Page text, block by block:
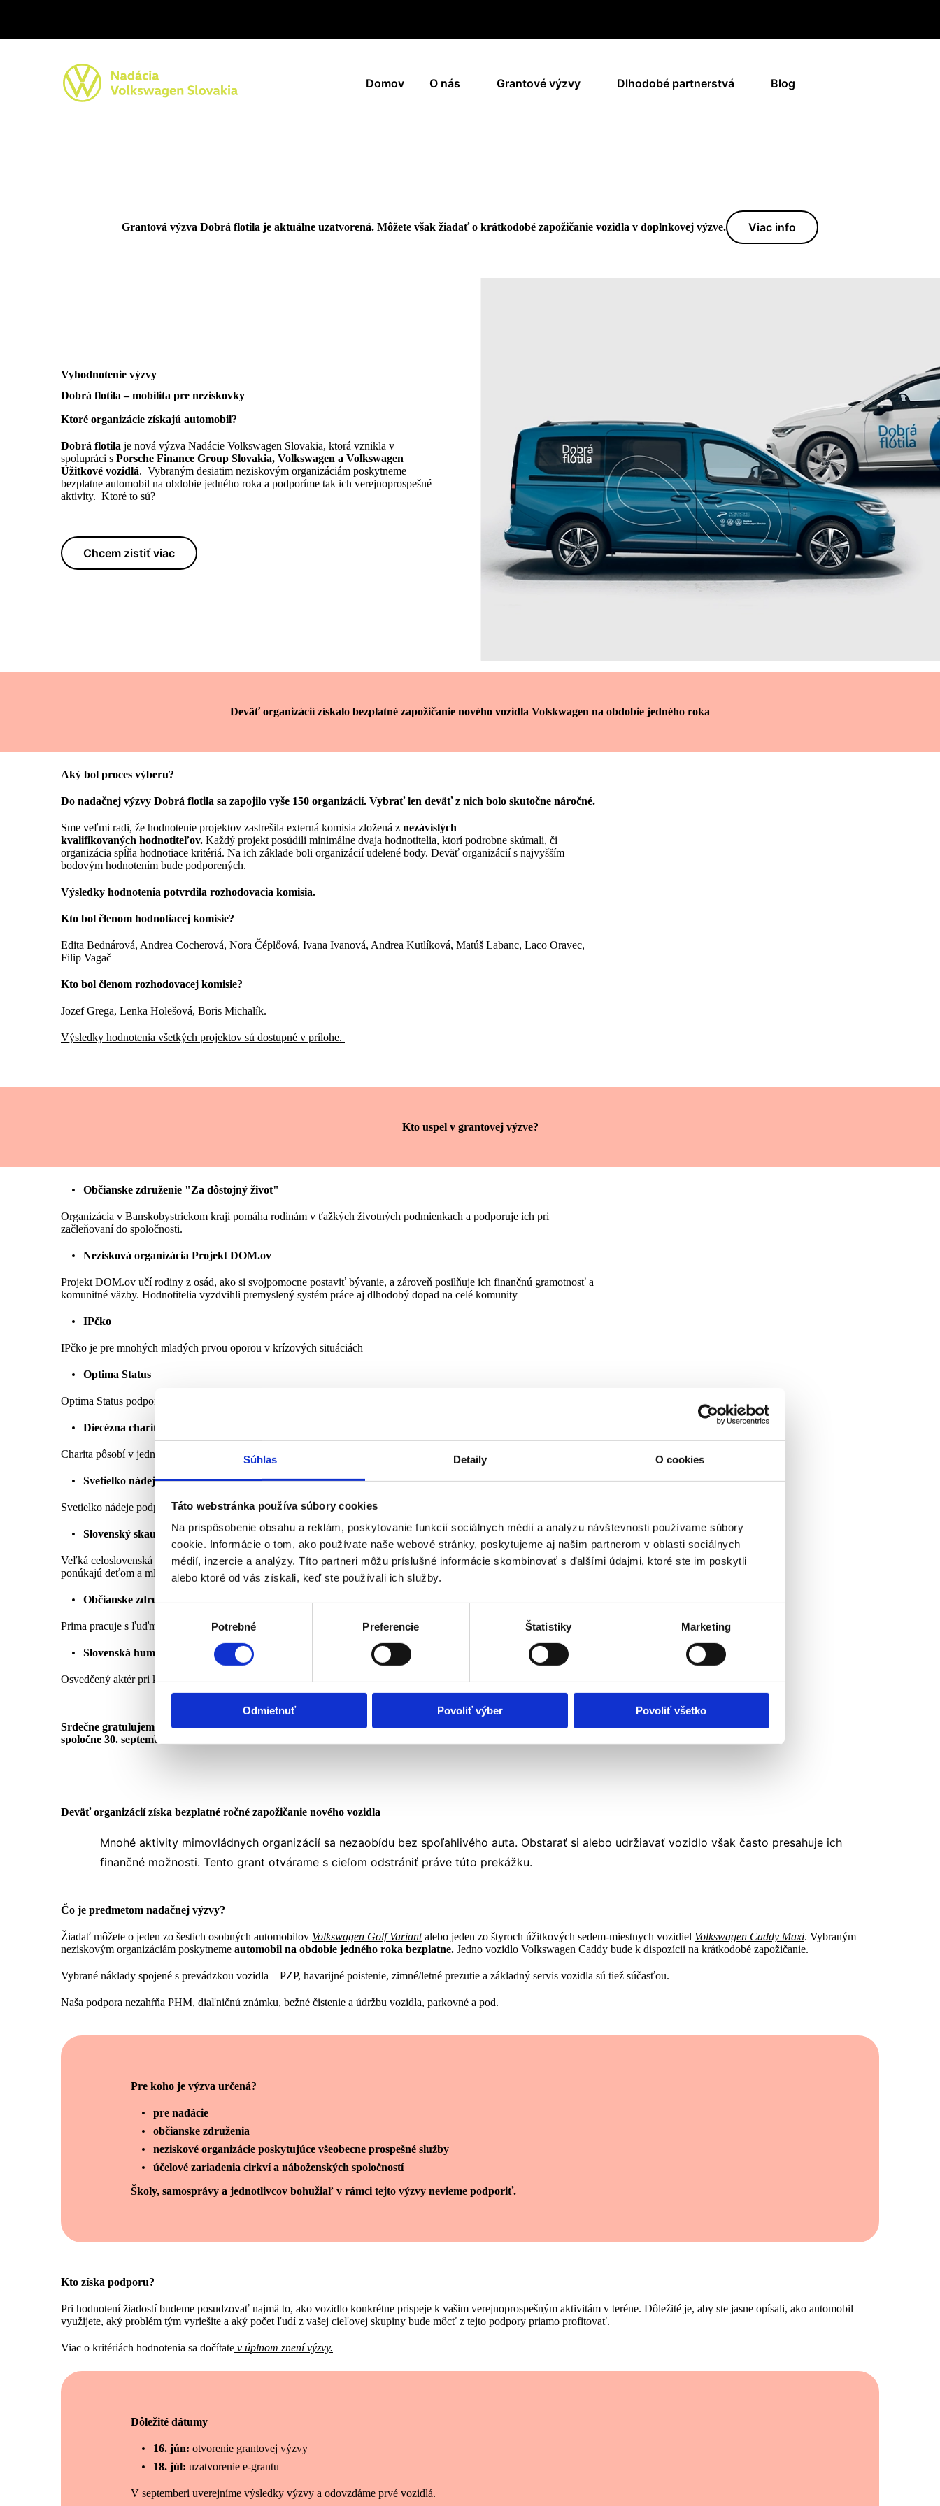
Súhlas Detaily O cookies
Táto webstránka používa súbory cookies
Na prispôsobenie obsahu a reklám, poskytovanie funkcií sociálnych médií a analýzu návštevnosti používame súbory
cookie. Informácie o tom, ako používate naše webové stránky, poskytujeme aj našim partnerom v oblasti sociálnych
médií, inzercie a analýzy. Títo partneri môžu príslušné informácie skombinovať s ďalšími údajmi, ktoré ste im poskytli
alebo ktoré od vás získali, keď ste používali ich služby.
súhlasu
Potrebné Preferencie Štatistiky Marketing
Odmietnuť Povoliť výber Povoliť všetko
Domov O nás Grantové výzvy Dlhodobé partnerstvá Blog
Grantová výzva Dobrá flotila je aktuálne uzatvorená. Môžete však žiadať o krátkodobé zapožičanie vozidla v doplnkovej výzve. Viac info
Vyhodnotenie výzvy
Dobrá flotila – mobilita pre neziskovky
Ktoré organizácie získajú automobil?
Dobrá flotila je nová výzva Nadácie Volkswagen Slovakia, ktorá vznikla v
spolupráci s Porsche Finance Group Slovakia, Volkswagen a Volkswagen
Úžitkové vozidlá. Vybraným desiatim neziskovým organizáciám poskytneme
bezplatne automobil na obdobie jedného roka a podporíme tak ich verejnoprospešné
aktivity. Ktoré to sú?
Chcem zistiť viac
Deväť organizácií získalo bezplatné zapožičanie nového vozidla Volskwagen na obdobie jedného roka
Aký bol proces výberu?
Do nadačnej výzvy Dobrá flotila sa zapojilo vyše 150 organizácií. Vybrať len deväť z nich bolo skutočne náročné.
Sme veľmi radi, že hodnotenie projektov zastrešila externá komisia zložená z nezávislých
kvalifikovaných hodnotiteľov. Každý projekt posúdili minimálne dvaja hodnotitelia, ktorí podrobne skúmali, či
organizácia spĺňa hodnotiace kritériá. Na ich základe boli organizácií udelené body. Deväť organizácií s najvyšším
bodovým hodnotením bude podporených.
Výsledky hodnotenia potvrdila rozhodovacia komisia.
Kto bol členom hodnotiacej komisie?
Edita Bednárová, Andrea Cocherová, Nora Čéplőová, Ivana Ivanová, Andrea Kutlíková, Matúš Labanc, Laco Oravec,
Filip Vagač
Kto bol členom rozhodovacej komisie?
Jozef Grega, Lenka Holešová, Boris Michalík.
Výsledky hodnotenia všetkých projektov sú dostupné v prílohe.
Kto uspel v grantovej výzve?
Občianske združenie "Za dôstojný život"
Organizácia v Banskobystrickom kraji pomáha rodinám v ťažkých životných podmienkach a podporuje ich pri
začleňovaní do spoločnosti.
Nezisková organizácia Projekt DOM.ov
Projekt DOM.ov učí rodiny z osád, ako si svojpomocne postaviť bývanie, a zároveň posilňuje ich finančnú gramotnosť a
komunitné väzby. Hodnotitelia vyzdvihli premyslený systém práce aj dlhodobý dopad na celé komunity
IPčko
IPčko je pre mnohých mladých prvou oporou v krízových situáciách
Optima Status
Optima Status podporuje ľudí so zdravotným znevýhodnením a ich rodiny
Diecézna charita Rožňava
Charita pôsobí v jednom z najchudobnejších regiónov Slovenska a venuje sa širokej škále sociálnych služieb
Svetielko nádeje
Svetielko nádeje podporuje deti s onkologickými ochoreniami a ich rodiny.
Slovenský skauting
Veľká celoslovenská organizácia so zmysluplným výchovno-vzdelávacím dopadom na tisíce detí a mladých. Skauti
ponúkajú deťom a mladým priestor pre osobnostný rozvoj, dobrodružstvo a zodpovednosť.
Občianske združenie Prima
Prima pracuje s ľuďmi ohrozenými závislosťami, najmä prostredníctvom terénnej práce.
Slovenská humanitná rada
Osvedčený aktér pri krízovej pomoci s dobrou schopnosťou koordinovať logistiku vo veľkom rozsahu.
Srdečne gratulujeme deviatim organizáciám, ktoré podporíme. Vozidlá pre vás už pripravujeme. Uvidíme sa
spoločne 30. septembra v Bratislave.
Deväť organizácií získa bezplatné ročné zapožičanie nového vozidla
Mnohé aktivity mimovládnych organizácií sa nezaobídu bez spoľahlivého auta. Obstarať si alebo udržiavať vozidlo však často presahuje ich
finančné možnosti. Tento grant otvárame s cieľom odstrániť práve túto prekážku.
Čo je predmetom nadačnej výzvy?
Žiadať môžete o jeden zo šestich osobných automobilov Volkswagen Golf Variantalebo jeden zo štyroch úžitkových sedem-miestnych vozidiel Volkswagen Caddy Maxi. Vybraným
neziskovým organizáciám poskytneme automobil na obdobie jedného roka bezplatne. Jedno vozidlo Volkswagen Caddy bude k dispozícii na krátkodobé zapožičanie.
Vybrané náklady spojené s prevádzkou vozidla – PZP, havarijné poistenie, zimné/letné prezutie a základný servis vozidla sú tiež súčasťou.
Naša podpora nezahŕňa PHM, diaľničnú známku, bežné čistenie a údržbu vozidla, parkovné a pod.
Pre koho je výzva určená?
pre nadácie
občianske združenia
neziskové organizácie poskytujúce všeobecne prospešné služby
účelové zariadenia cirkví a náboženských spoločností
Školy, samosprávy a jednotlivcov bohužiaľ v rámci tejto výzvy nevieme podporiť.
Kto získa podporu?
Pri hodnotení žiadostí budeme posudzovať najmä to, ako vozidlo konkrétne prispeje k vašim verejnoprospešným aktivitám v teréne. Dôležité je, aby ste jasne opísali, ako automobil
využijete, aký problém tým vyriešite a aký počet ľudí z vašej cieľovej skupiny bude môcť z tejto podpory priamo profitovať.
Viac o kritériách hodnotenia sa dočítate v úplnom znení výzvy.
Dôležité dátumy
16. jún: otvorenie grantovej výzvy
18. júl: uzatvorenie e-grantu
V septemberi uverejníme výsledky výzvy a odovzdáme prvé vozidlá.